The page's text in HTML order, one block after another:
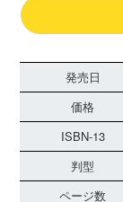
発売日
価格
ISBN-13
判型
ページ数